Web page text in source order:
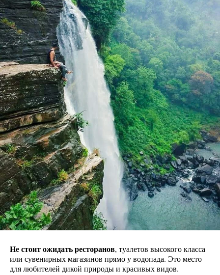
Не стоит ожидать ресторанов, туалетов высокого класса
или сувенирных магазинов прямо у водопада. Это место
для любителей дикой природы и красивых видов.